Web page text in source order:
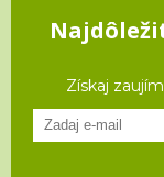
Získaj